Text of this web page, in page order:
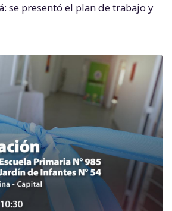
se presentó el plan de trabajo y